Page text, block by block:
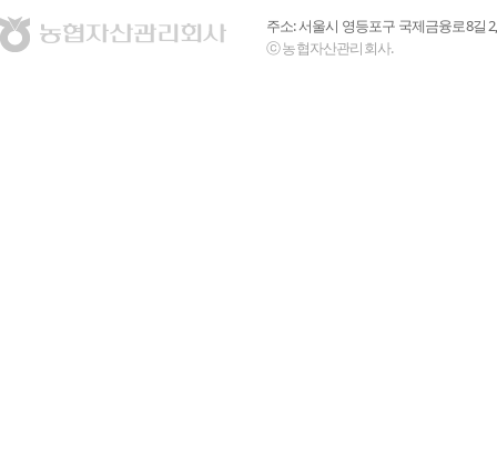
주소: 서울시 영등포구 국제금융로8길
ⓒ 농협자산관리회사.